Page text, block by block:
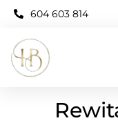
604 603 814